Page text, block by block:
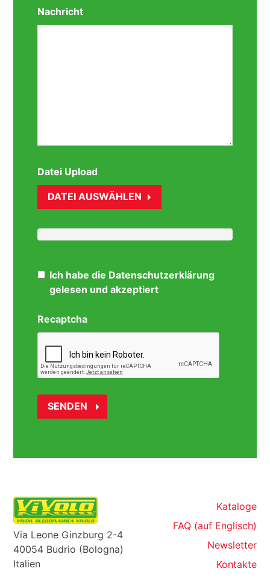
Nachricht
Datei Upload
DATEI AUSWÄHLEN
Ich habe die Datenschutzerklärung
gelesen und akzeptiert
Recaptcha
Via Leone Ginzburg 2-4
40054 Budrio (Bologna)
Italien
Kataloge
FAQ (auf Englisch)
Newsletter
Kontakte